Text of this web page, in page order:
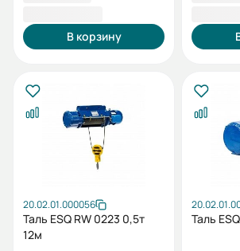
В корзину
20.02.01.000056
Таль ESQ RW 0223 0,5т
12м
Таль